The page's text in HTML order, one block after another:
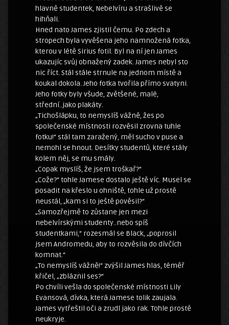
hlavně studentek, Nebelvíru a strašlivě se
hihňali.
Hned nato James zjistil čemu. Po zdech a
stropech byla vyvěšena jeho namnožená fotka,
kterou v létě Sirius fotil. Byl na ní jen James
ukazujíc svůj obnažený zadek. James nebyl sto
nic říct. Stál stále strnule na jednom místě a
koukal dokola. Jeho fotka tvořila přímo svatyni.
Jeho fotky byly všude, zvětšené, malé,
střední..jako plakáty.
„Tichošlápku, to nemyslíš vážně, žes po
společenské místnosti rozvěsil zrovna tuhle
fotku!“ stál tam zaražený, měl sucho v puse a
nemohl se hnout. Desítky studentů, které stály
kolem něj, se mu smály.
„Copak myslíš, že jsem troškař?“
„Cože?“ tohle Jamese dostalo ještě víc. Musel se
posadit na křeslo u ohniště, tohle už prostě
neustál, „kam si to ještě pověsil?“
„Samozřejmě to zůstane jen mezi
nebelvírskými studenty..nebo spíš
studentkami,“ rozesmál se Black, „poprosil
jsem Andromedu, aby to rozvěsila do dívčích
komnat.“
„To nemyslíš vážně!“ zvýšil James hlas, téměř
křičel, „zbláznil ses?“
Po chvíli vešla do společenské místnosti Lily
Evansová, dívka, která Jamese tolik zaujala.
James vytřeštil oči a zrudl jako rak. Tohle prostě
neukryje.